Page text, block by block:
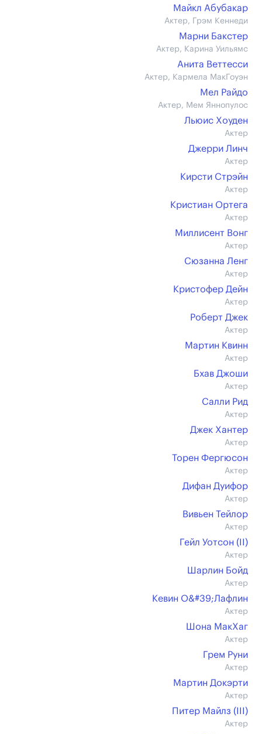
Майкл Абубакар
Актер, Грэм Кеннеди
Марни Бакстер
Актер, Карина Уильямс
Анита Веттесси
Актер, Кармела МакГоуэн
Мел Райдо
Актер, Мем Яннопулос
Льюис Хоуден
Актер
Джерри Линч
Актер
Кирсти Стрэйн
Актер
Кристиан Ортега
Актер
Миллисент Вонг
Актер
Сюзанна Ленг
Актер
Кристофер Дейн
Актер
Роберт Джек
Актер
Мартин Квинн
Актер
Бхав Джоши
Актер
Салли Рид
Актер
Джек Хантер
Актер
Торен Фергюсон
Актер
Дифан Дуифор
Актер
Вивьен Тейлор
Актер
Гейл Уотсон (II)
Актер
Шарлин Бойд
Актер
Кевин О&#39;Лафлин
Актер
Шона МакХаг
Актер
Грем Руни
Актер
Мартин Докэрти
Актер
Питер Майлз (III)
Актер